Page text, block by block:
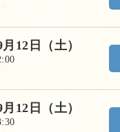
12日（土）
12日（土）